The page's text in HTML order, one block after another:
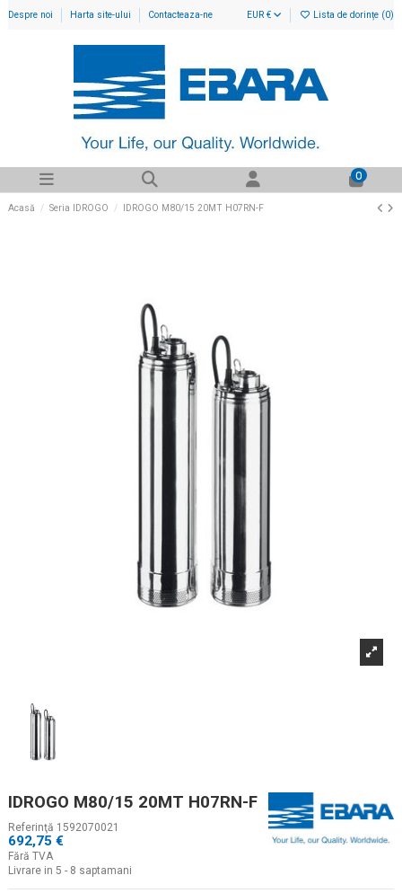
Despre noi Harta site-ului Contacteaza-ne EUR € Lista de dorințe (0)
0
Acasă Seria IDROGO IDROGO M80/15 20MT H07RN-F
IDROGO M80/15 20MT H07RN-F
Referinţă 1592070021
692,75 €
Fără TVA
Livrare in 5 - 8 saptamani